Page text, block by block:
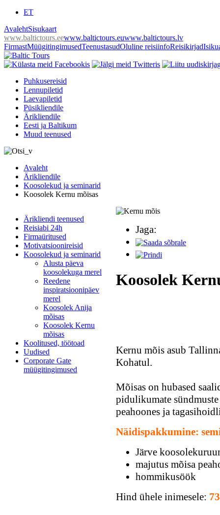
ET
AvalehtSisukaart
www.baltictours.eewww.baltictours.euwww.baltictours.lv
FirmastMüügitingimusedTeenustasudOluline reisiinfoReisikirjad
Puhkusereisid
Lennupiletid
Laevapiletid
Püsikliendile
Ärikliendile
Eesti ja Baltikum
Muud teenused
Avaleht
Ärikliendile
Koosolekud ja seminarid
Koosolek Kernu mõisas
Ärikliendi teenused
Reisiabi 24h
Firmaüritused
Motivatsioonireisid
Koosolekud ja seminarid
Alusta päeva
koosolekuga merel
Reedene
inspiratsioonipäev
merel
Koosolek Anija
mõisas
Koosolek Kernu
mõisas
Koolitused, töötoad
Uudised
Corporate Gate
müügitingimused
Jaga:
Koosolek
Kernu mõis asub
Kohatul.
Mõisas on hubased
pidulikumate
peahoones ja
Näidispakkumine:
Järve
majutus mõisa
hommikusöök
Hind ühele inimesele: